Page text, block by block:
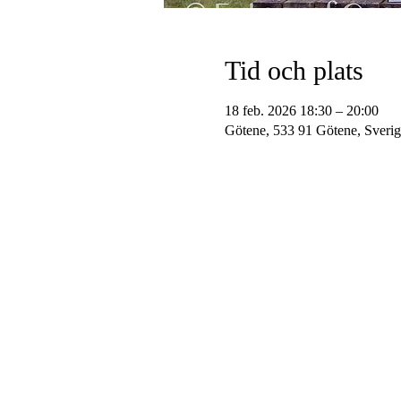
Tid och plats
18 feb. 2026 18:30 – 20:00
Götene, 533 91 Götene,